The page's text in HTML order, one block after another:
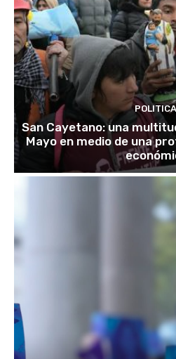
POLITICA
San Cayetano: una
Mayo en medio de una